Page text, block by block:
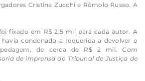
Cristina Zucchi e Rômolo Russo. A
fixado em R$ 2,5 mil para cada autor. A
havia condenado a requerida a devolver o
de cerca de R$ 2 mil.Com
de imprensa do Tribunal de Justiça de